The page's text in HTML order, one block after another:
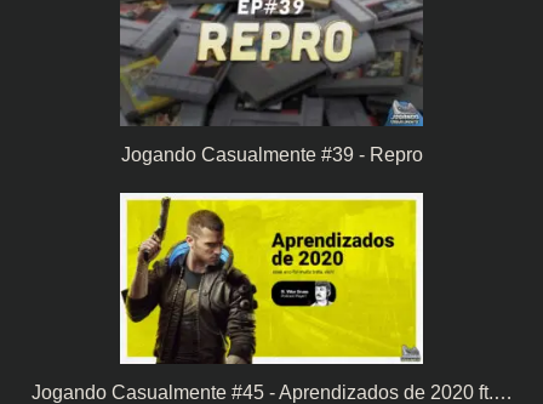
Jogando Casualmente #39 - Repro
Jogando Casualmente #45 - Aprendizados de 2020 ft.…